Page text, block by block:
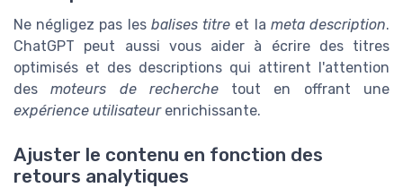
Ne négligez pas les balises titre et la meta description.
ChatGPT peut aussi vous aider à écrire des titres
optimisés et des descriptions qui attirent l'attention
desmoteurs de recherchetout en offrant une
expérience utilisateurenrichissante.
Ajuster le contenu en fonction des
retours analytiques